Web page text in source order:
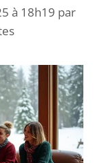
à 18h19 par